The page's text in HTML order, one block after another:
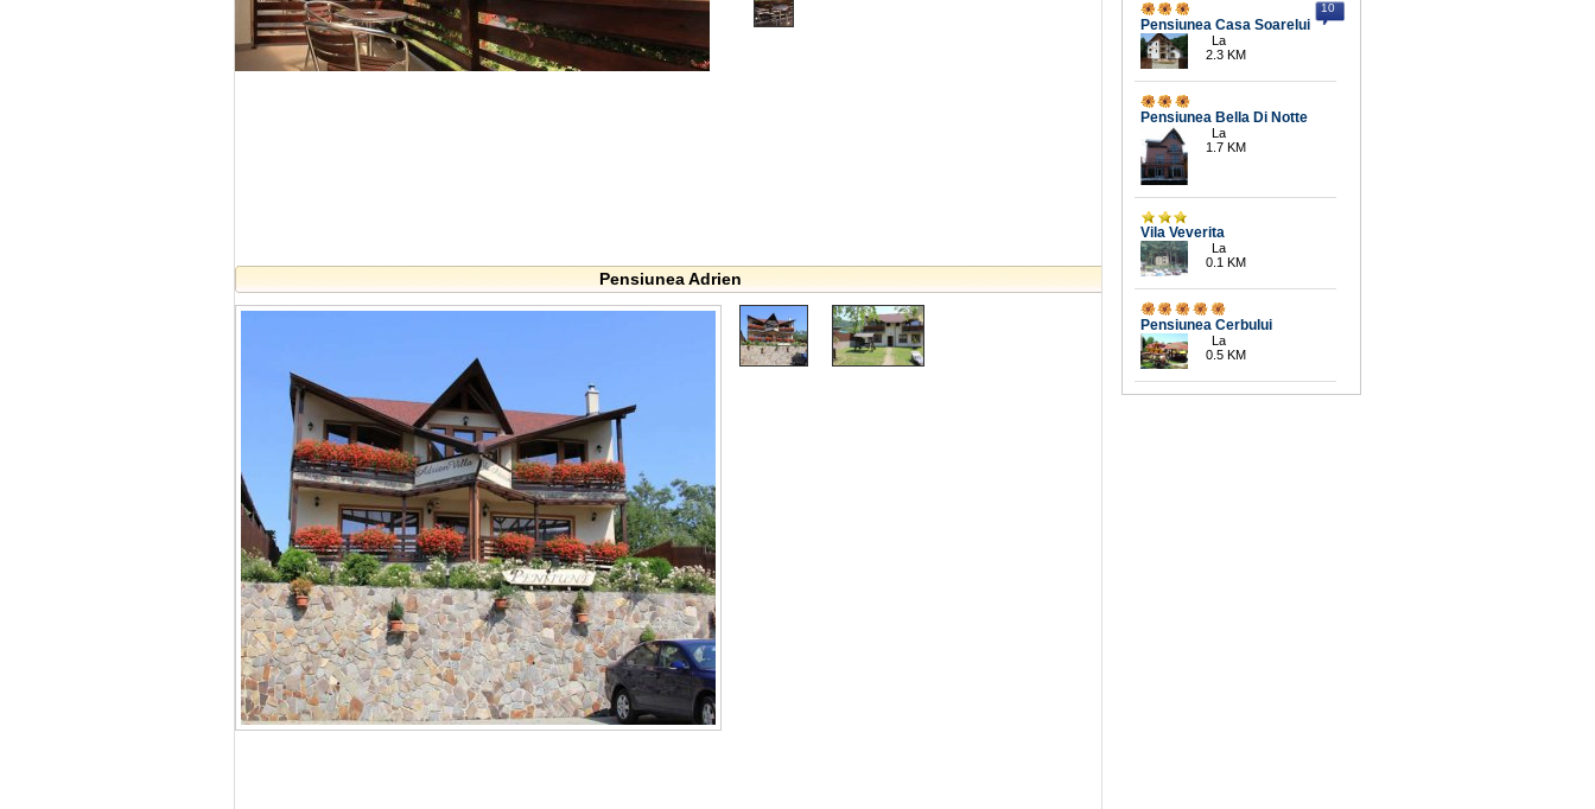
Pensiunea Adrien
Pensiunea Casa Soarelui
10
La
2.3 KM
Pensiunea Bella Di Notte
La
1.7 KM
Vila Veverita
La
0.1 KM
Pensiunea Cerbului
La
0.5 KM